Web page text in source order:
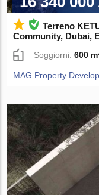
Terreno
Community, Dubai,
Soggiorni:600
MAG Property